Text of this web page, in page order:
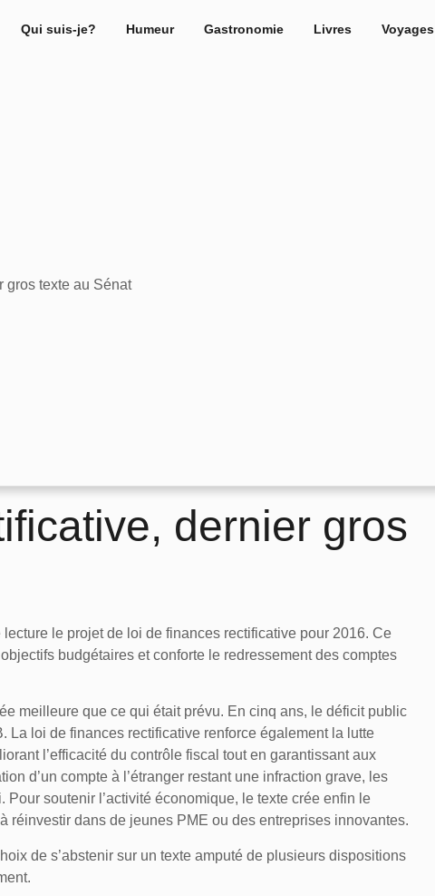
Qui suis-je? Humeur Gastronomie Livres Voyages
gros texte au Sénat
dernier gros
le projet de loi de finances rectificative pour 2016. Ce
budgétaires et conforte le redressement des comptes
meilleure que ce qui était prévu. En cinq ans, le déficit public
La loi de finances rectificative renforce également la lutte
l’efficacité du contrôle fiscal tout en garantissant aux
d’un compte à l’étranger restant une infraction grave, les
soutenir l’activité économique, le texte crée enfin le
réinvestir dans de jeunes PME ou des entreprises innovantes.
de s’abstenir sur un texte amputé de plusieurs dispositions